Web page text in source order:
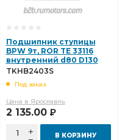
Подшипник ступицы
BPW 9т, ROR TE 33116
внутренний d80 D130
H37 TEK-KOM
TKHB2403S
Под заказ
Цена в Ярославль
2 135.00 Р
В КОРЗИНУ